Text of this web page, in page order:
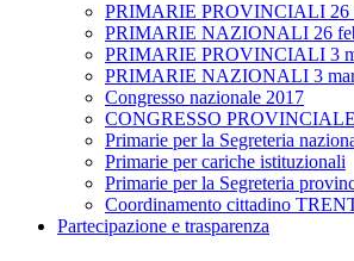
PRIMARIE PROVINCIALI 26
PRIMARIE NAZIONALI 26
PRIMARIE PROVINCIALI 3
PRIMARIE NAZIONALI 3
Congresso nazionale 2017
CONGRESSO
Primarie per la Segreteria
Primarie per cariche istituzionali
Primarie per la Segreteria
Coordinamento cittadino
Partecipazione e trasparenza